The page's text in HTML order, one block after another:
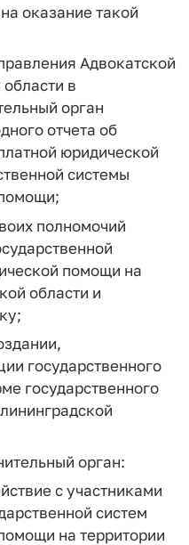
оказание такой
Адвокатской
в
орган
отчета об
юридической
системы
полномочий
помощи на
области и
государственного
государственного
орган:
с участниками
систем
на территории